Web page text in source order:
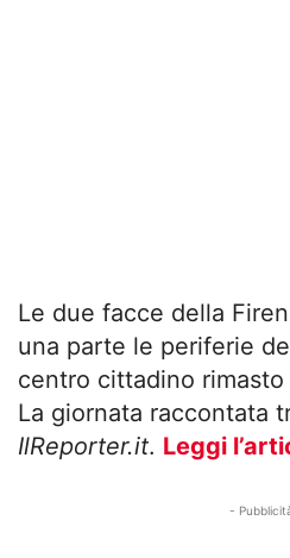
Le due facce della
una parte le periferie
centro cittadino
La giornata raccontata
IlReporter.it. Leggi
-